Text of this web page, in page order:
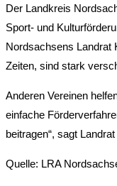
Der Landkreis
Sport- und
Nordsachsens Landrat
Zeiten, sind stark
Anderen Vereinen
einfache
beitragen“, sagt
Quelle: LRA